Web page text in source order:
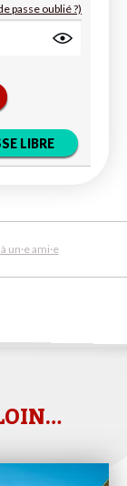
un·e ami·e
passe oublié ?)
LIBRE